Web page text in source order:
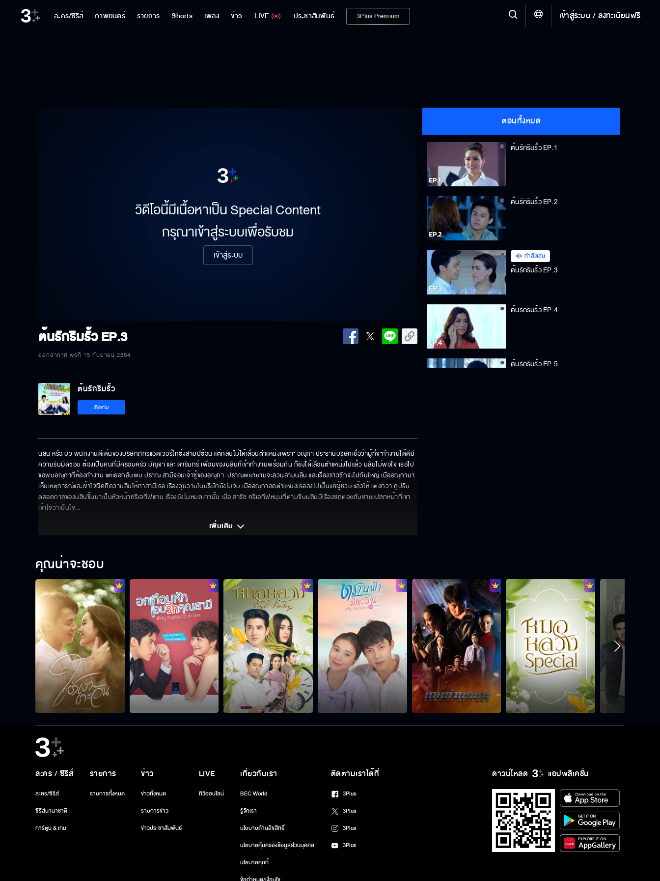
ละคร/ซีรีส์ ภาพยนตร์ รายการ Shorts เพลง ข่าว LIVE ประชาสัมพันธ์ 3Plus Premium เข้าสู่ระบบ / ลงทะเบียนฟรี
วิดีโอนี้มีเนื้อหาเป็น Special Content
กรุณาเข้าสู่ระบบเพื่อรับชม
เข้าสู่ระบบ
ต้นรักริมรั้วEP.3
ออกอากาศ พุธที่ 15 กันยายน 2564
ตอนทั้งหมด
ต้นรักริมรั้ว EP.1
ต้นรักริมรั้ว EP.2
กำลังเล่น
ต้นรักริมรั้ว EP.3
ต้นรักริมรั้ว EP.4
ต้นรักริมรั้ว EP.5
ต้นรักริมรั้ว EP.9
ต้นรักริมรั้ว EP.10
ต้นรักริมรั้ว EP.11
ต้นรักริมรั้ว
ติดตาม
นลิน หรือ บัว พนักงานดีเด่นของบริษัทภัทรแอดเวอร์ไทซิ่งสามปีซ้อน แต่กลับไม่ได้เลื่อนตำแหน่งเพราะ อณุกา ประธานบริษัทเชื่อว่าผู้ที่จะทำงานได้ดีมี
ความรับผิดชอบ ต้องเป็นคนที่มีครอบครัว มัญจา และ ดารินทร์ เพื่อนของนลินที่เข้าทำงานพร้อมกัน ก็ยังได้เลื่อนตำแหน่งไปแล้ว นลินไม่พอใจ เธอไป
ขอพบอณุกาที่ห้องทำงาน แต่เธอกลับพบ ปราณ สามีจอมเจ้าชู้ของอณุกา  ปราณพยายามจะลวนลามนลิน และเรื่องราวชักจะไปกันใหญ่ เมื่ออณุกามา
เห็นเหตุการณ์และเข้าใจผิดคิดว่านลินให้ท่าสามีเธอ เรื่องวุ่นวายในบริษัทยังไม่จบ เมื่ออณุกาลดตำแหน่งเธอลงไปเป็นแค่ผู้ช่วย แล้วให้ แตงกวา คู่ปรับ
ตลอดกาลของนลินขึ้นมาเป็นหัวหน้าครีเอทีฟแทน เรื่องยังไม่หมดเท่านั้น เมื่อ สารัช ครีเอทีฟหนุ่มที่ตามจีบนลินมีเรื่องชกต่อยกับชายแปลกหน้าที่เขา
เข้าใจว่าเป็นโจ...
เพิ่มเติม
คุณน่าจะชอบ
ดาวน์โหลด แอปพลิเคชั่น
ละคร / ซีรีส์
ละคร/ซีรีส์
ซีรีส์นานาชาติ
การ์ตูน & เกม
รายการ
รายการทั้งหมด
ข่าว
ข่าวทั้งหมด
รายการข่าว
ข่าวประชาสัมพันธ์
LIVE
ทีวีออนไลน์
เกี่ยวกับเรา
BEC World
รู้จักเรา
นโยบายด้านลิขสิทธิ์
นโยบายคุ้มครองข้อมูลส่วนบุคคล
นโยบายคุกกี้
ติดตามเราได้ที่
3Plus
3Plus
3Plus
3Plus